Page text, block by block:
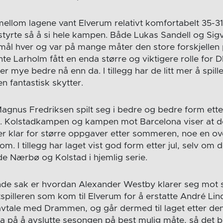
lagene vant Elverum relativt komfortabelt 35-
så å si hele kampen. Både Lukas Sandell og
hver og var på mange måter den store forskjellen
Larholm fått en enda større og viktigere rolle for
mye bedre nå enn da. I tillegg har de litt mer å
fantastisk skytter.
Fredriksen spilt seg i bedre og bedre form
Kolstadkampen og kampen mot Barcelona viser at
klar for større oppgaver etter sommeren, noe en
I tillegg har laget vist god form etter jul, selv om
Nærbø og Kolstad i hjemlig serie.
sak er hvordan Alexander Westby klarer seg mot
som kom til Elverum for å erstatte André
med Drammen, og går dermed til laget etter
på å avslutte sesongen på best mulig måte, så det